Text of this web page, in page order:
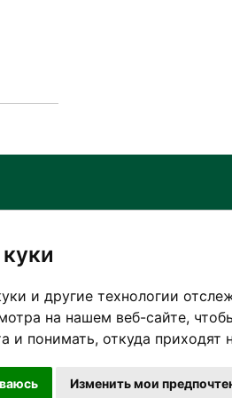
и другие технологии
на нашем веб-сайте,
и понимать, откуда приходят
Изменить мои